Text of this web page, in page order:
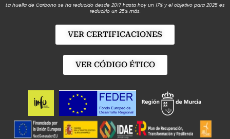
La huella de Carbono se ha reducido desde 2017 hasta hoy un 17% y el objetivo para 2025 es
reducirlo un 25% más.
VER CERTIFICACIONES
VER CÓDIGO ÉTICO